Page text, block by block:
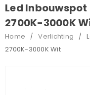
Led
2700K-3000K
Home / Verlichting /
2700K-3000K Wit